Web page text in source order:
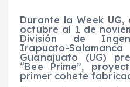
Durante la Week
octubre al 1 de
División de
Irapuato-
Guanajuato (UG)
“Bee Prime”,
primer cohete